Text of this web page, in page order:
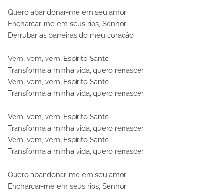
Quero abandonar-me em seu amor
Encharcar-me em seus rios, Senhor
Derrubar as barreiras do meu coração
Vem, vem, vem, Espírito Santo
Transforma a minha vida, quero renascer
Vem, vem, vem, Espírito Santo
Transforma a minha vida, quero renascer
Vem, vem, vem, Espírito Santo
Transforma a minha vida, quero renascer
Vem, vem, vem, Espírito Santo
Transforma a minha vida, quero renascer
Quero abandonar-me em seu amor
Encharcar-me em seus rios, Senhor